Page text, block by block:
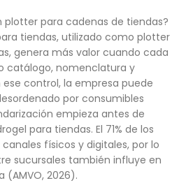
plotter para cadenas de tiendas?
tiendas, utilizado como plotter
genera más valor cuando cada
catálogo, nomenclatura y
control, la empresa puede
por consumibles
empieza antes de
para tiendas. El 71% de los
físicos y digitales, por lo
sucursales también influye en
2026).